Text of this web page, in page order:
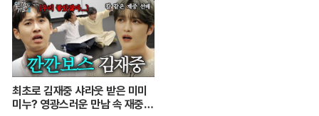
최초로 김재중 샤라웃 받은 미미
미누? 영광스러운 만남 속 재중